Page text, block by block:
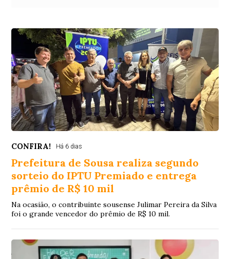
CONFIRA! Há 6 dias
Prefeitura de Sousa realiza segundo
sorteio do IPTU Premiado e entrega
prêmio de R$ 10 mil
Na ocasião, o contribuinte sousense Julimar Pereira da Silva
foi o grande vencedor do prêmio de R$ 10 mil.